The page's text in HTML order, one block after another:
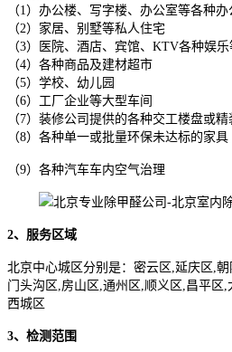
（1）办公楼、写字楼、办公室等各种
（2）家居、别墅等私人住宅
（3）医院、酒店、宾馆、KTV各种娱
（4）各种商品及建材超市
（5）学校、幼儿园
（6）工厂企业等大型车间
（7）装修公司提供的各种交工楼盘或精
（8）各种单一或批量环保未达标的家具
（9）各种汽车车内空气治理
2、服务区域
北京中心城区分别是：密云区,延庆区,
门头沟区,房山区,通州区,顺义区,昌平区,
西城区
3、检测范围